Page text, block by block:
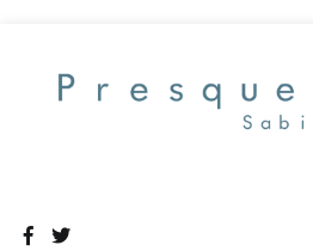
contenu